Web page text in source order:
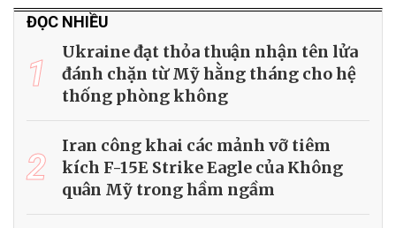
ĐỌC NHIỀU
1
Ukraine đạt thỏa thuận nhận tên lửa
đánh chặn từ Mỹ hằng tháng cho hệ
thống phòng không
2
Iran công khai các mảnh vỡ tiêm
kích F-15E Strike Eagle của Không
quân Mỹ trong hầm ngầm